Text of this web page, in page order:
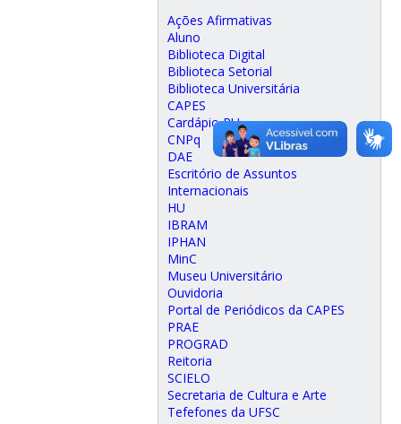
Ações Afirmativas
Aluno
Biblioteca Digital
Biblioteca Setorial
Biblioteca Universitária
CAPES
Cardápio RU
CNPq
DAE
Escritório de Assuntos
Internacionais
HU
IBRAM
IPHAN
MinC
Museu Universitário
Ouvidoria
Portal de Periódicos da CAPES
PRAE
PROGRAD
Reitoria
SCIELO
Secretaria de Cultura e Arte
Tefefones da UFSC